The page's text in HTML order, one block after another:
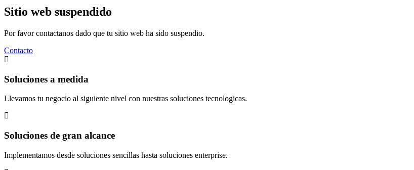
Sitio web suspendido
Por favor contactanos dado que tu sitio web ha sido suspendio.
Contacto
Soluciones a medida
Llevamos tu negocio al siguiente nivel con nuestras soluciones tecnologicas.
Soluciones de gran alcance
Implementamos desde soluciones sencillas hasta soluciones enterprise.